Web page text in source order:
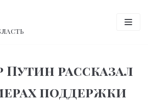
рассказал
поддержки